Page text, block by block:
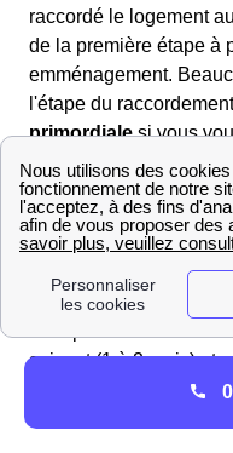
raccordé le logement
de la première étape à
emménagement.
l'étape du
primordialesi vous
votre logement à
Commencez par faire
d'Enedis https://
documents demandés
sur le plan du
suivent (1 à 2 mois) et
des travaux